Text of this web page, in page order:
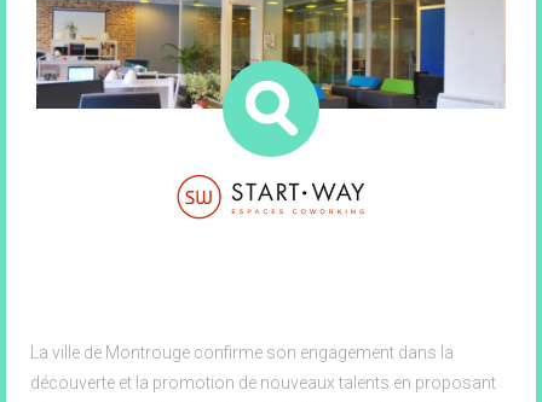
Les espaces de co-working Start-Way
sont des lieux d’échange, de convivialité et
de partage. Ils accueillent chaque année
des centaines d’entrepreneurs.
92120
La ville de Montrouge confirme son engagement dans la
découverte et la promotion de nouveaux talents en proposant